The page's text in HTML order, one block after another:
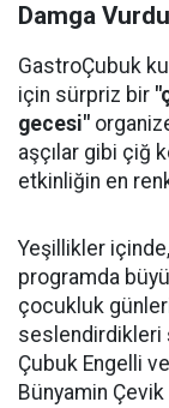
Damga Vurdu
GastroÇubuk
için sürpriz bir
gecesi"
aşçılar gibi çiğ
etkinliğin en
Yeşillikler
programda
çocukluk
seslendirdikleri
Çubuk Engelli
Bünyamin